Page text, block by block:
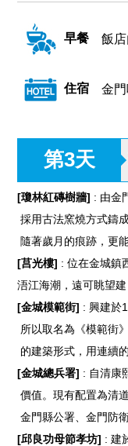
早餐 飯
住宿 金
第3天
[瓊林紅磚樹牆] : 由金
採用古法窯燒方式鑄成
隨著歲月的痕跡，更
[莒光樓] : 位在金城鎮
浯江海潮，遠可眺望
[金城模範街] : 興建於
所以取名為《模範街
的建築形式，用連續
[金城總兵署] : 自清康
價值。現有配置為清
金門縣公署、金門防
[邱良功母節孝坊] : 建